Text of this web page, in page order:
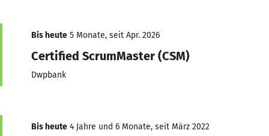
Bis heute 5 Monate, seit Apr. 2026
Certified ScrumMaster (CSM)
Dwpbank
Bis heute 4 Jahre und 6 Monate, seit März 2022